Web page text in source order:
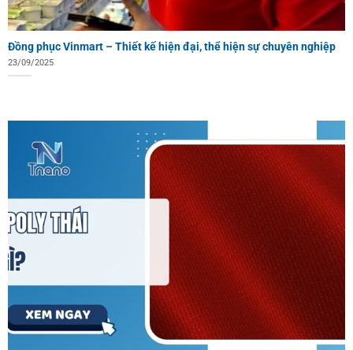
Đồng phục Vinmart – Thiết kế hiện đại, thể hiện sự chuyên nghiệp
23/09/2025